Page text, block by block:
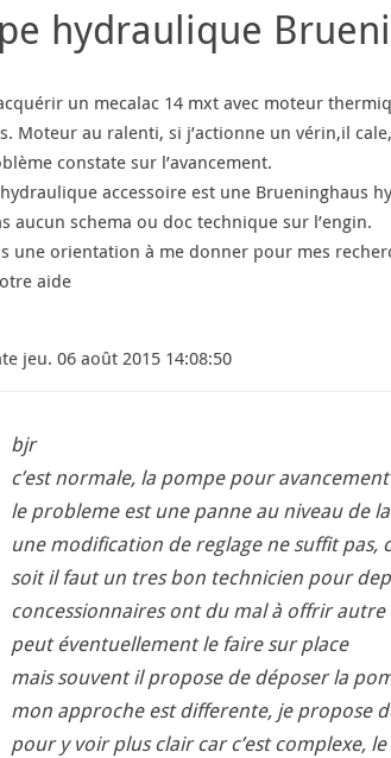
hydraulique
un mecalac 14 mxt avec moteur
Moteur au ralenti, si j’actionne un vérin,il
constate sur l’avancement.
accessoire est une Brueninghaus
aucun schema ou doc technique sur l’engin.
une orientation à me donner pour mes
aide
jeu. 06 août 2015 14:08:50
bjr
c’est normale, la pompe pour
le probleme est une panne au niveau de
une modification de reglage ne suffit
soit il faut un tres bon technicien pour
concessionnaires ont du mal à offrir
peut éventuellement le faire sur place
mais souvent il propose de déposer la
mon approche est differente, je propose
pour y voir plus clair car c’est complexe,